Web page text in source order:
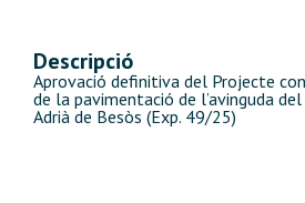
Descripció
Aprovació definitiva del Projecte
de la pavimentació de l’avinguda
Adrià de Besòs (Exp. 49/25)